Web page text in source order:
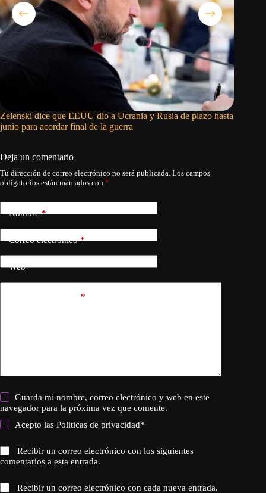
Zelenski dice que EEUU dio a Ucrania y Rusia de plazo hasta
junio para acordar final de la guerra
Deja un comentario
Tu dirección de correo electrónico no será publicada. Los campos
obligatorios están marcados con *
Nombre*
Correo electrónico*
Web
*
Guarda mi nombre, correo electrónico y web en este
navegador para la próxima vez que comente.
Acepto lasPoliticas de privacidad*
Recibir un correo electrónico con los siguientes
comentarios a esta entrada.
Recibir un correo electrónico con cada nueva entrada.